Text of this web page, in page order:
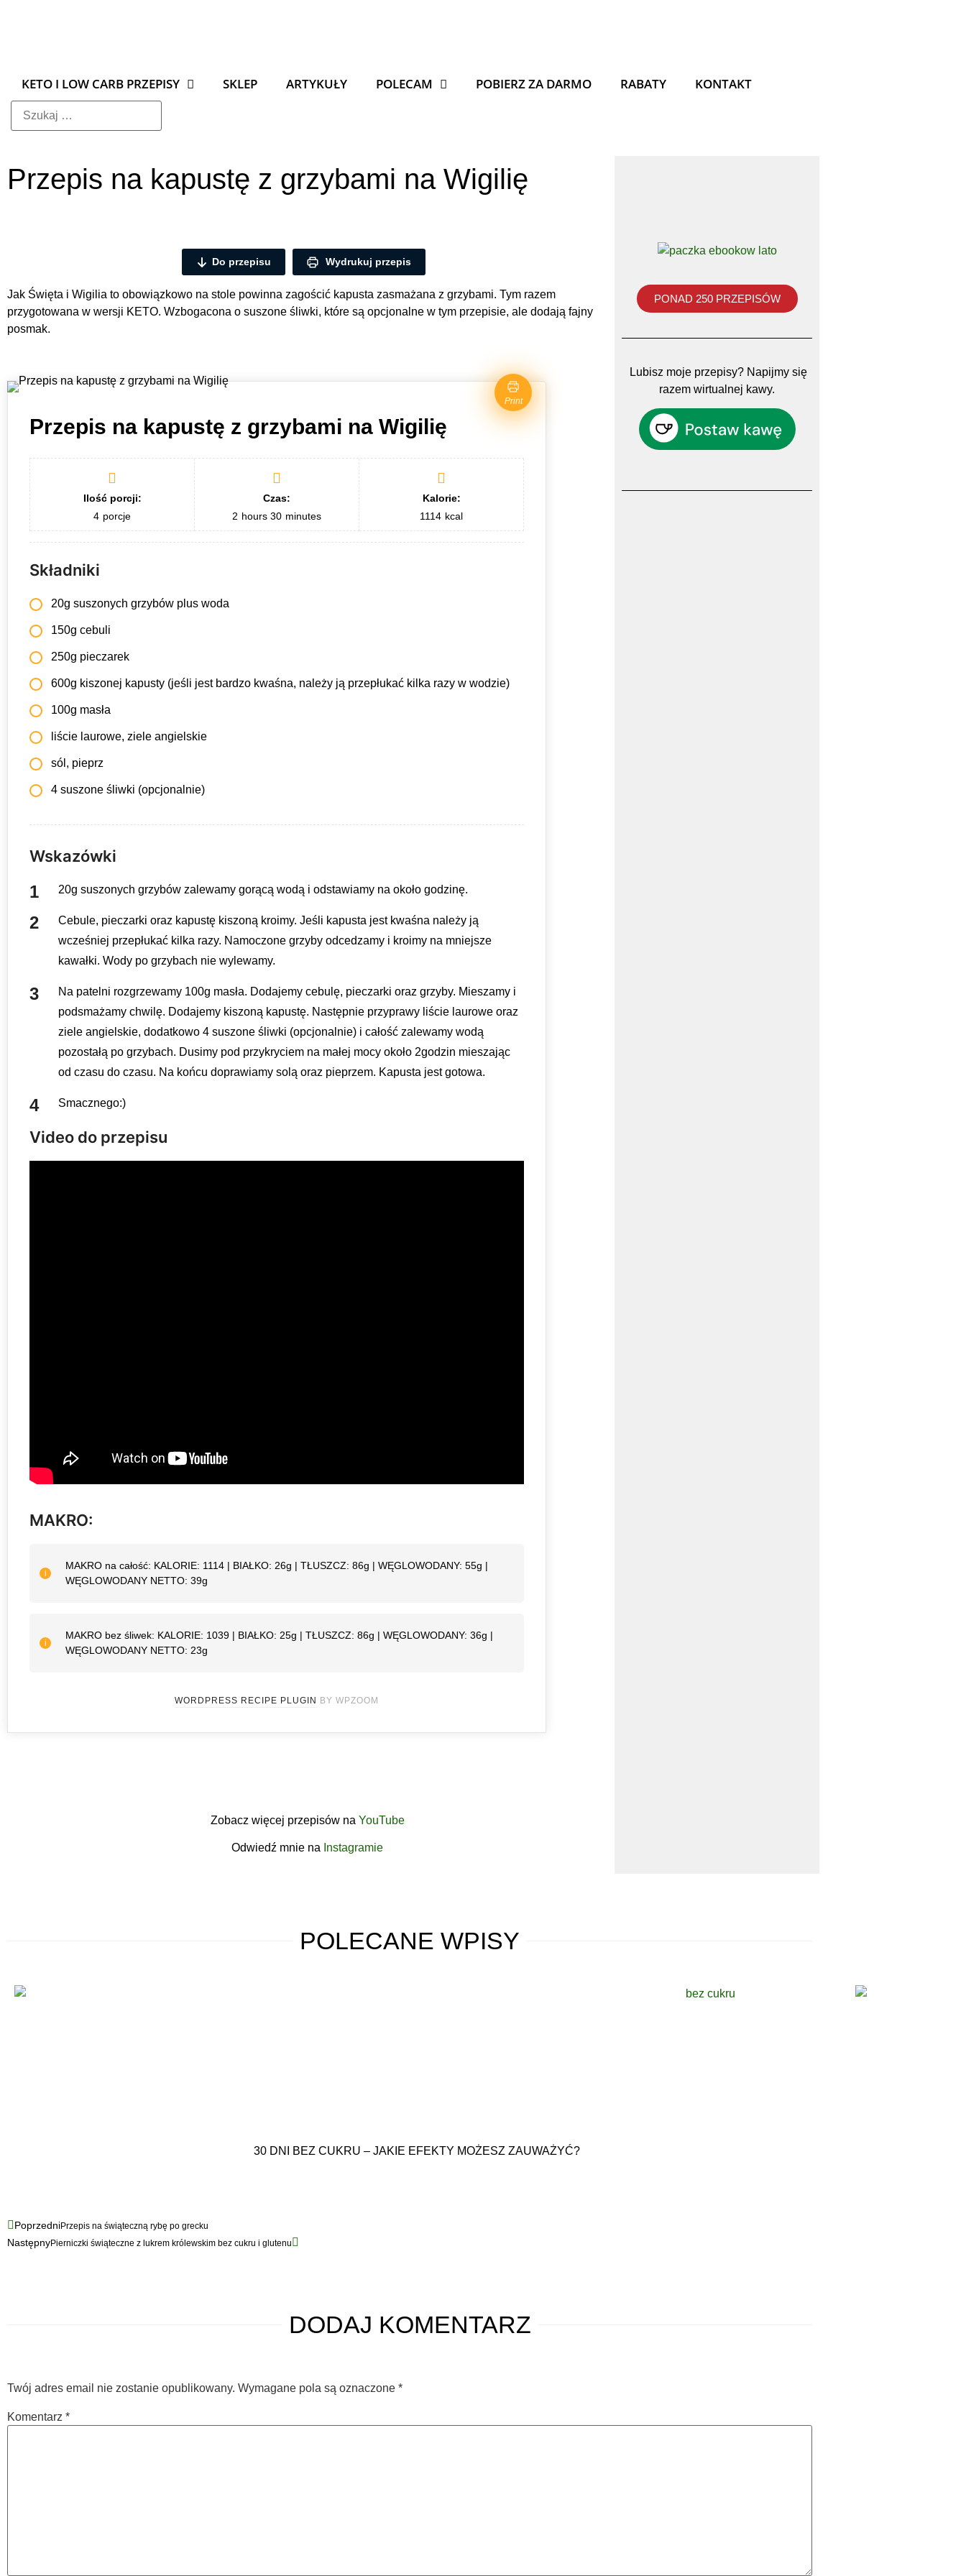
KETO I LOW CARB PRZEPISY SKLEP ARTYKUŁY POLECAM POBIERZ ZA DARMO RABATY KONTAKT
Przepis na kapustę z grzybami na Wigilię
Do przepisu Wydrukuj przepis
Jak Święta i Wigilia to obowiązkowo na stole powinna zagościć kapusta zasmażana z grzybami. Tym razem
przygotowana w wersji KETO. Wzbogacona o suszone śliwki, które są opcjonalne w tym przepisie, ale dodają fajny
posmak.
Print
Przepis na kapustę z grzybami na Wigilię
Ilość porcji:
4 porcje
Czas:
2 hours 30 minutes
Kalorie:
1114 kcal
Składniki
20g suszonych grzybów plus woda
150g cebuli
250g pieczarek
600g kiszonej kapusty (jeśli jest bardzo kwaśna, należy ją przepłukać kilka razy w wodzie)
100g masła
liście laurowe, ziele angielskie
sól, pieprz
4 suszone śliwki (opcjonalnie)
Wskazówki
20g suszonych grzybów zalewamy gorącą wodą i odstawiamy na około godzinę.
Cebule, pieczarki oraz kapustę kiszoną kroimy. Jeśli kapusta jest kwaśna należy ją
wcześniej przepłukać kilka razy. Namoczone grzyby odcedzamy i kroimy na mniejsze
kawałki. Wody po grzybach nie wylewamy.
Na patelni rozgrzewamy 100g masła. Dodajemy cebulę, pieczarki oraz grzyby. Mieszamy i
podsmażamy chwilę. Dodajemy kiszoną kapustę. Następnie przyprawy liście laurowe oraz
ziele angielskie, dodatkowo 4 suszone śliwki (opcjonalnie) i całość zalewamy wodą
pozostałą po grzybach. Dusimy pod przykryciem na małej mocy około 2godzin mieszając
od czasu do czasu. Na końcu doprawiamy solą oraz pieprzem. Kapusta jest gotowa.
Smacznego:)
Video do przepisu
MAKRO:
MAKRO na całość: KALORIE: 1114 | BIAŁKO: 26g | TŁUSZCZ: 86g | WĘGLOWODANY: 55g |
WĘGLOWODANY NETTO: 39g
MAKRO bez śliwek: KALORIE: 1039 | BIAŁKO: 25g | TŁUSZCZ: 86g | WĘGLOWODANY: 36g |
WĘGLOWODANY NETTO: 23g
WORDPRESS RECIPE PLUGIN BY WPZOOM
Zobacz więcej przepisów na YouTube
Odwiedź mnie na Instagramie
PONAD 250 PRZEPISÓW
Lubisz moje przepisy? Napijmy się
razem wirtualnej kawy.
POLECANE WPISY
30 DNI BEZ CUKRU – JAKIE EFEKTY MOŻESZ ZAUWAŻYĆ?
PoprzedniPrzepis na świąteczną rybę po grecku
NastępnyPierniczki świąteczne z lukrem królewskim bez cukru i glutenu
DODAJ KOMENTARZ
Twój adres email nie zostanie opublikowany. Wymagane pola są oznaczone *
Komentarz *